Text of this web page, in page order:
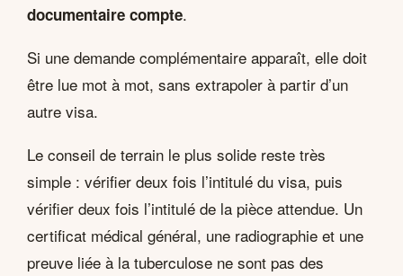
documentaire compte.
Si une demande complémentaire apparaît, elle doit
être lue mot à mot, sans extrapoler à partir d’un
autre visa.
Le conseil de terrain le plus solide reste très
simple : vérifier deux fois l’intitulé du visa, puis
vérifier deux fois l’intitulé de la pièce attendue. Un
certificat médical général, une radiographie et une
preuve liée à la tuberculose ne sont pas des